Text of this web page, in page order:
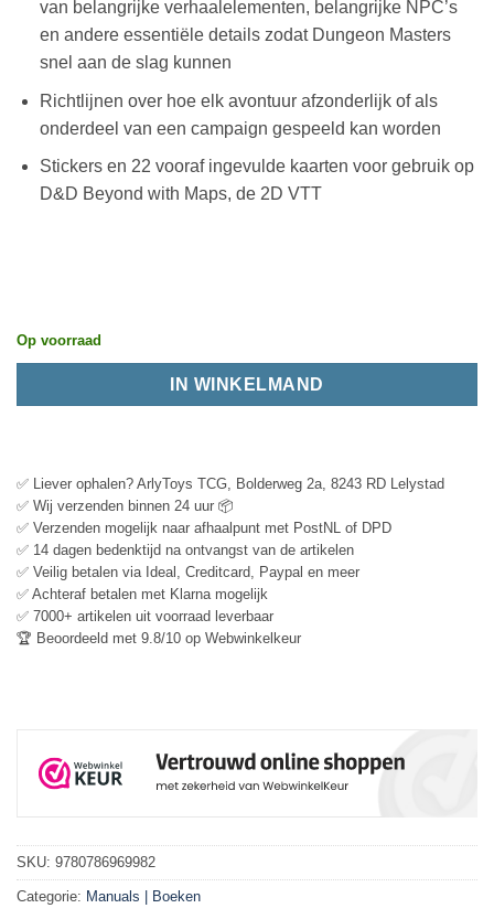
van belangrijke verhaalelementen, belangrijke NPC’s
en andere essentiële details zodat Dungeon Masters
snel aan de slag kunnen
Richtlijnen over hoe elk avontuur afzonderlijk of als
onderdeel van een campaign gespeeld kan worden
Stickers en 22 vooraf ingevulde kaarten voor gebruik op
D&D Beyond with Maps, de 2D VTT
Op voorraad
IN WINKELMAND
✅ Liever ophalen? ArlyToys TCG, Bolderweg 2a, 8243 RD Lelystad
✅ Wij verzenden binnen 24 uur 📦
✅ Verzenden mogelijk naar afhaalpunt met PostNL of DPD
✅ 14 dagen bedenktijd na ontvangst van de artikelen
✅ Veilig betalen via Ideal, Creditcard, Paypal en meer
✅ Achteraf betalen met Klarna mogelijk
✅ 7000+ artikelen uit voorraad leverbaar
🏆 Beoordeeld met 9.8/10 op Webwinkelkeur
SKU: 9780786969982
Categorie: Manuals | Boeken